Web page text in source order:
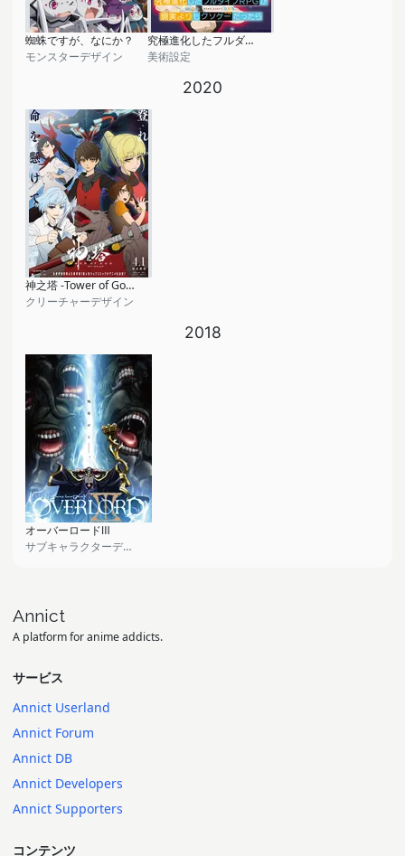
蜘蛛ですが、なにか？
モンスターデザイン
究極進化したフルダイブRPGが現実よりもクソゲーだったら
美術設定
2020
神之塔 -Tower of God-
クリーチャーデザイン
2018
オーバーロードⅢ
サブキャラクターデザイン, モンスターデザイン, プロップデザイン
Annict
A platform for anime addicts.
サービス
Annict Userland
Annict Forum
Annict DB
Annict Developers
Annict Supporters
コンテンツ